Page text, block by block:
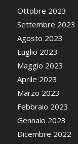
Ottobre 2023
Settembre 2023
Agosto 2023
Luglio 2023
Maggio 2023
Aprile 2023
Marzo 2023
Febbraio 2023
Gennaio 2023
Dicembre 2022